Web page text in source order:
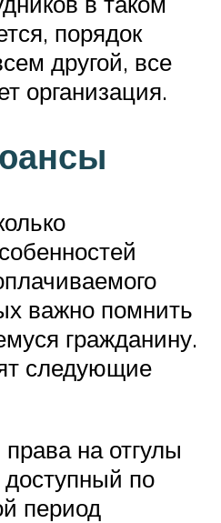
порядок
другой, все
организация.
важно помнить
гражданину.
следующие
на отгулы
по
период